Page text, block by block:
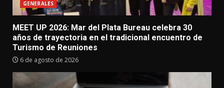
GENERALES
MEET UP 2026: Mar del Plata Bureau celebra 30
años de trayectoria en el tradicional encuentro de
Turismo de Reuniones
6 de agosto de 2026